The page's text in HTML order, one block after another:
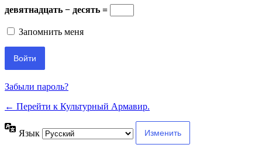
девятнадцать − десять =
Запомнить меня
Забыли пароль?
← Перейти к Культурный Армавир.
Язык